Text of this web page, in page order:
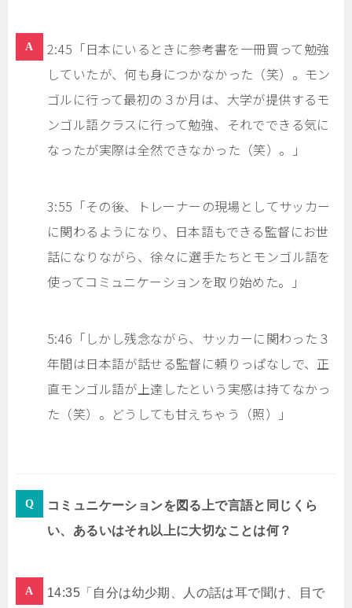
2:45「日本にいるときに参考書を一冊買って勉強
していたが、何も身につかなかった（笑）。モン
ゴルに行って最初の３か月は、大学が提供するモ
ンゴル語クラスに行って勉強、それでできる気に
なったが実際は全然できなかった（笑）。」
3:55「その後、トレーナーの現場としてサッカー
に関わるようになり、日本語もできる監督にお世
話になりながら、徐々に選手たちとモンゴル語を
使ってコミュニケーションを取り始めた。」
5:46「しかし残念ながら、サッカーに関わった３
年間は日本語が話せる監督に頼りっぱなしで、正
直モンゴル語が上達したという実感は持てなかっ
た（笑）。どうしても甘えちゃう（照）」
コミュニケーションを図る上で言語と同じくら
い、あるいはそれ以上に大切なことは何？
14:35「自分は幼少期、人の話は耳で聞け、目で